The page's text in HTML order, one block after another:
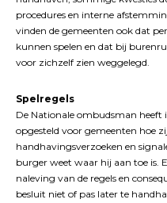
procedures en interne
vinden de gemeenten ook dat
kunnen spelen en dat bij
voor zichzelf zien weggelegd.
Spelregels
De Nationale ombudsman heeft
opgesteld voor gemeenten hoe
handhavingsverzoeken en
burger weet waar hij aan toe is.
naleving van de regels en
besluit niet of pas later te